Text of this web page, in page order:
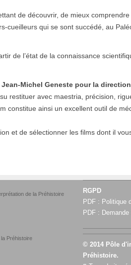
de découvrir, de mieux
qui se sont succédé, au
de l’état de la connaissance
Michel Geneste pour la
restituer avec maestria, précision,
constitue ainsi un excellent outil de
et de sélectionner les films dont il
de la Préhistoire
Préhistoire
RGPD
PDF : Politique
PDF :
© 2014 Pôle
Préhistoire.